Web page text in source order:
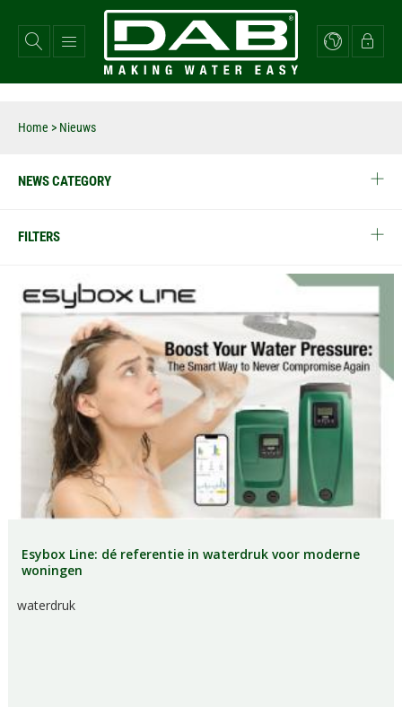
naar
Home > Nieuws
NEWS CATEGORY
FILTERS
Esybox Line: dé referentie in waterdruk voor moderne
woningen
waterdruk